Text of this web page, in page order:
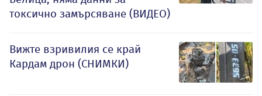
токсично замърсяване (ВИДЕО)
Вижте взривилия се край
Кардам дрон (СНИМКИ)